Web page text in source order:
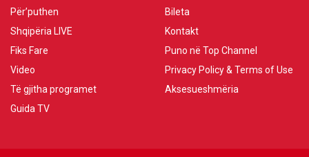
Për’puthen
Shqipëria LIVE
Fiks Fare
Video
Të gjitha programet
Guida TV
Bileta
Kontakt
Puno në Top Channel
Privacy Policy & Terms of Use
Aksesueshmëria